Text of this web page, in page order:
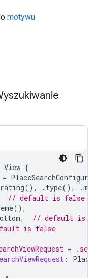
motywu
View {
=
rating(), . type(), .
// default is false
(),
,
// default is
is false
=
: